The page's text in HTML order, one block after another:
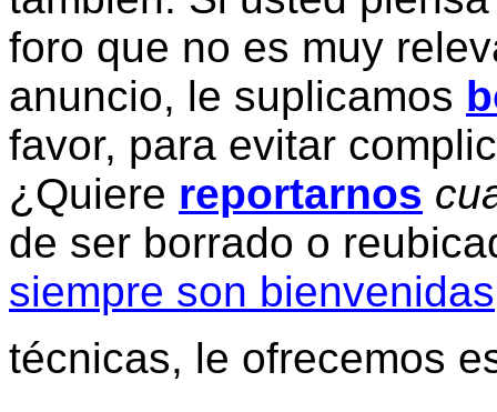
foro que no es muy
anuncio, le suplicamos
favor, para evitar
¿Quiere reportarnos
de ser borrado o
siempre son bienvenidas
técnicas, le ofrecemos